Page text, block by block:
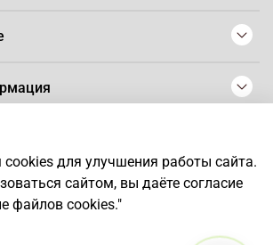
контента без письменного разрешения
для улучшения работы сайта.
сайтом, вы даёте согласие
файлов cookies."